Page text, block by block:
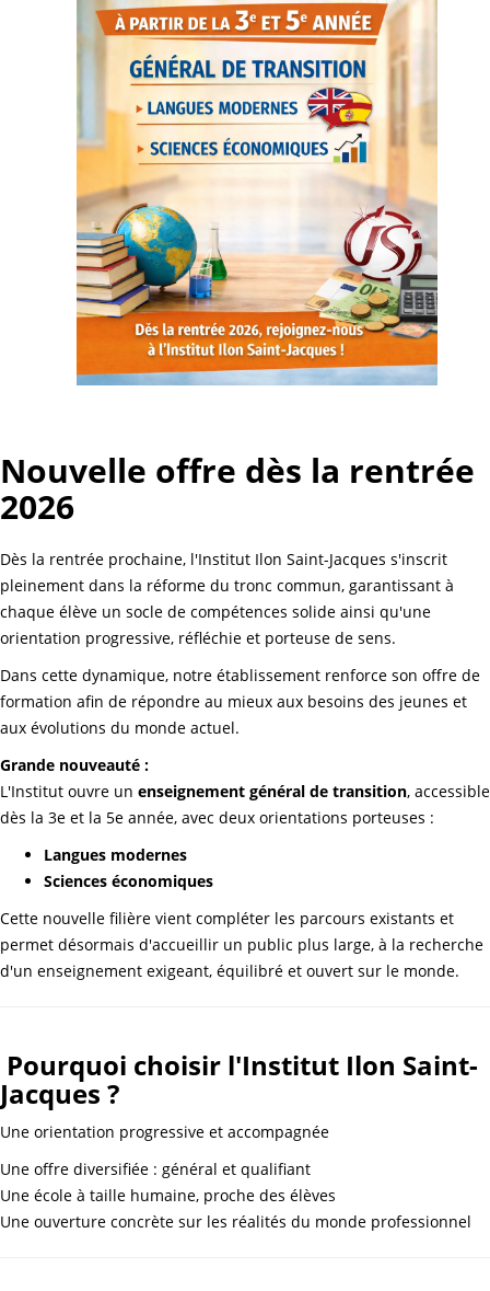
Nouvelle offre dès la rentrée
2026
Dès la rentrée prochaine, l'Institut Ilon Saint-Jacques s'inscrit
pleinement dans la réforme du tronc commun, garantissant à
chaque élève un socle de compétences solide ainsi qu'une
orientation progressive, réfléchie et porteuse de sens.
Dans cette dynamique, notre établissement renforce son offre de
formation afin de répondre au mieux aux besoins des jeunes et
aux évolutions du monde actuel.
Grande nouveauté :
L'Institut ouvre un enseignement général de transition, accessible
dès la 3e et la 5e année, avec deux orientations porteuses :
Langues modernes
Sciences économiques
Cette nouvelle filière vient compléter les parcours existants et
permet désormais d'accueillir un public plus large, à la recherche
d'un enseignement exigeant, équilibré et ouvert sur le monde.
Pourquoi choisir l'Institut Ilon Saint-
Jacques ?
Une orientation progressive et accompagnée
Une offre diversifiée : général et qualifiant
Une école à taille humaine, proche des élèves
Une ouverture concrète sur les réalités du monde professionnel